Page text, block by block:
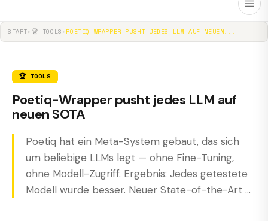
START▸ 🏆 TOOLS ▸ POETIQ-WRAPPER PUSHT JEDES LLM AUF NEUEN...
🏆 TOOLS
Poetiq-Wrapper pusht jedes LLM auf
neuen SOTA
Poetiq hat ein Meta-System gebaut, das sich
um beliebige LLMs legt — ohne Fine-Tuning,
ohne Modell-Zugriff. Ergebnis: Jedes getestete
Modell wurde besser. Neuer State-of-the-Art ...